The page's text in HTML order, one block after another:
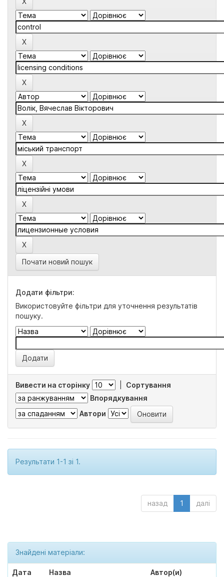
Почати новий пошук
Додати фільтри:
Використовуйте фільтри для уточнення результатів
пошуку.
Вивести на сторінку
Сортування
Впорядкування
Автори
Результати 1-1 зі 1.
назад 1 далі
Знайдені матеріали:
Дата
Назва Автор(и)